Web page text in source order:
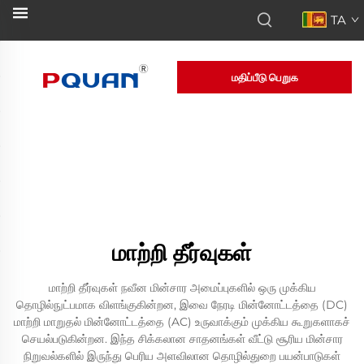
TA
மதிப்பீடு பெறுக
மாற்றி தீர்வுகள்
மாற்றி தீர்வுகள் நவீன மின்சார அமைப்புகளில் ஒரு முக்கிய
தொழில்நுட்பமாக விளங்குகின்றன, இவை நேரடி மின்னோட்டத்தை (DC)
மாற்றி மாறுதல் மின்னோட்டத்தை (AC) உருவாக்கும் முக்கிய கூறுகளாகச்
செயல்படுகின்றன. இந்த சிக்கலான சாதனங்கள் வீட்டு சூரிய மின்சார
நிறுவல்களில் இருந்து பெரிய அளவிலான தொழில்துறை பயன்பாடுகள்